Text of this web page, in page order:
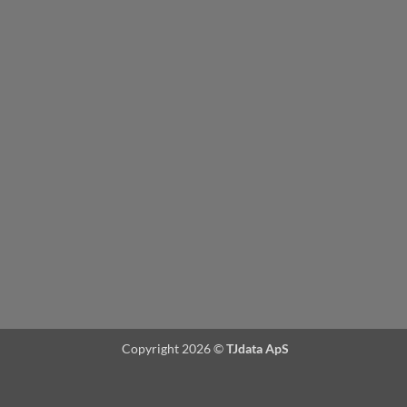
Copyright 2026 ©TJdata ApS